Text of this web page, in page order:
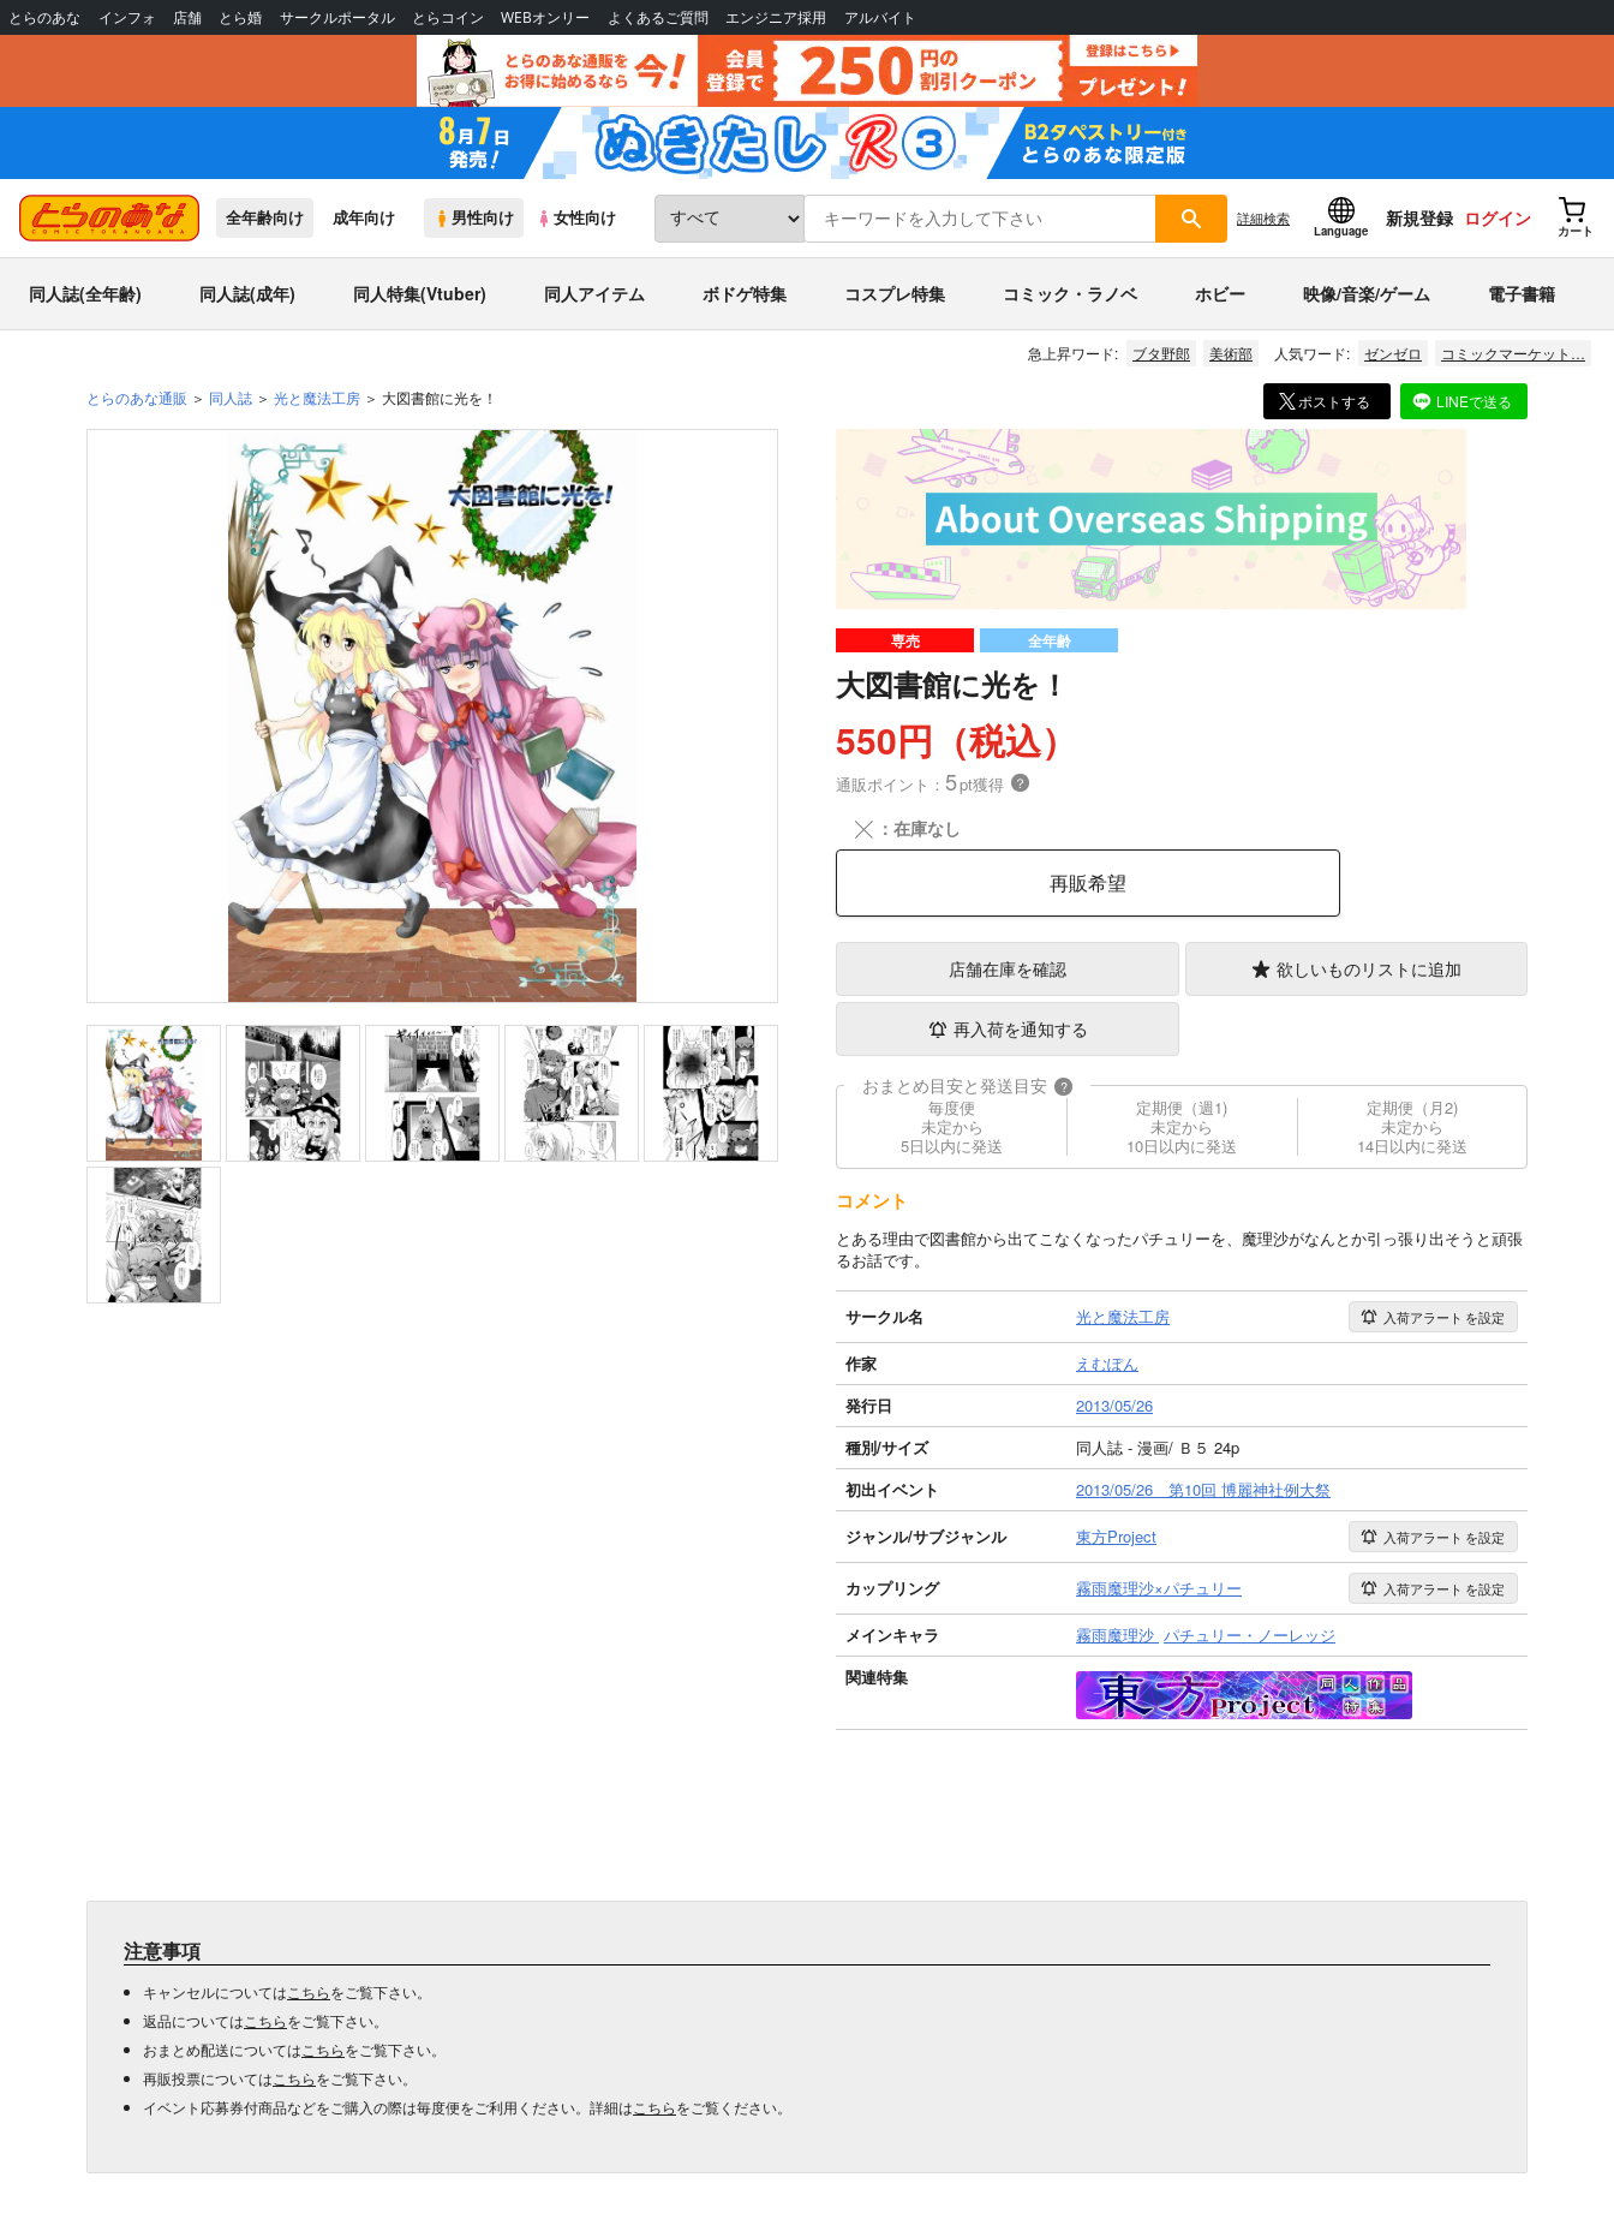
とらのあな インフォ 店舗 とら婚 サークルポータル とらコイン WEBオンリー よくあるご質問 エンジニア採用 アルバイト
全年齢向け 成年向け 男性向け 女性向け 詳細検索
Language
新規登録 ログイン
カート
同人誌(全年齢) 同人誌(成年) 同人特集(Vtuber) 同人アイテム ボドゲ特集 コスプレ特集 コミック・ラノベ ホビー 映像/音楽/ゲーム 電子書籍
急上昇ワード: ブタ野郎 美術部 人気ワード: ゼンゼロ コミックマーケット…
とらのあな通販 同人誌 光と魔法工房 大図書館に光を！ ポストする LINEで送る
専売 全年齢
大図書館に光を！
550円（税込）
通販ポイント： 5pt獲得 ？
╳ ：在庫なし
再販希望
店舗在庫を確認 欲しいものリストに追加
再入荷を通知する
おまとめ目安と発送目安 ?
毎度便
未定から
5日以内に発送
定期便（週1)
未定から
10日以内に発送
定期便（月2)
未定から
14日以内に発送
コメント
とある理由で図書館から出てこなくなったパチュリーを、魔理沙がなんとか引っ張り出そうと頑張
るお話です。
サークル名 光と魔法工房 入荷アラート を設定
作家
えむぽん
発行日
2013/05/26
種別/サイズ
同人誌 - 漫画/ Ｂ５ 24p
初出イベント
2013/05/26 第10回 博麗神社例大祭
ジャンル/サブジャンル 東方Project 入荷アラート を設定
カップリング 霧雨魔理沙×パチュリー 入荷アラート を設定
メインキャラ 霧雨魔理沙 パチュリー・ノーレッジ
関連特集
注意事項
キャンセルについては こちらをご覧下さい。
返品については こちらをご覧下さい。
おまとめ配送については こちらをご覧下さい。
再販投票については こちらをご覧下さい。
イベント応募券付商品などをご購入の際は毎度便をご利用ください。詳細は こちらをご覧ください。